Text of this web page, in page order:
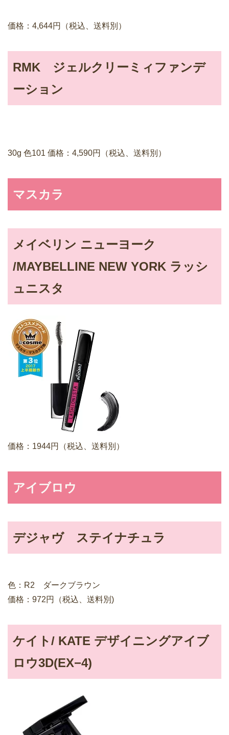
価格：4,644円（税込、送料別）
RMK ジェルクリーミィファンデ
ーション
30g 色101 価格：4,590円（税込、送料別）
マスカラ
メイベリン ニューヨーク
/MAYBELLINE NEW YORK ラッシ
ュニスタ
価格：1944円（税込、送料別）
アイブロウ
デジャヴ ステイナチュラ
色：R2 ダークブラウン
価格：972円（税込、送料別)
ケイト/ KATE デザイニングアイブ
ロウ3D(EX−4)